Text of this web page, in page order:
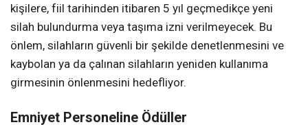
kişilere, fiil tarihinden itibaren 5 yıl geçmedikçe yeni
silah bulundurma veya taşıma izni verilmeyecek. Bu
önlem, silahların güvenli bir şekilde denetlenmesini ve
kaybolan ya da çalınan silahların yeniden kullanıma
girmesinin önlenmesini hedefliyor.
Emniyet Personeline Ödüller